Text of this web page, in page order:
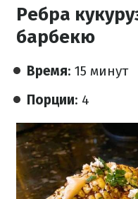
Ребра
барбекю
Время: 15 минут
Порции: 4